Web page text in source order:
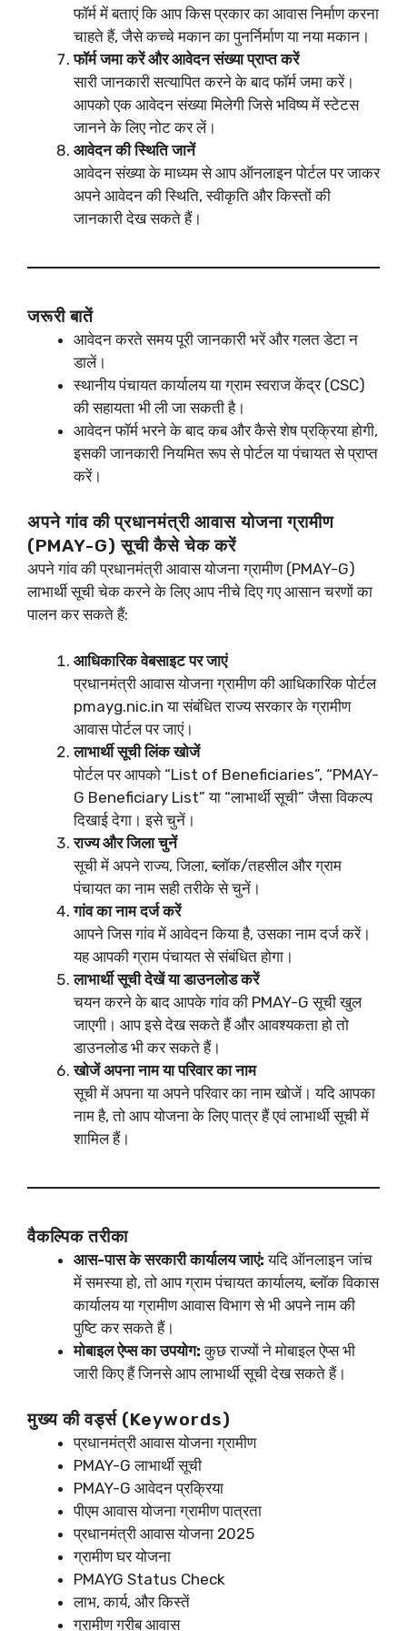
फॉर्म में बताएं कि आप किस प्रकार का आवास निर्माण करना
चाहते हैं, जैसे कच्चे मकान का पुनर्निर्माण या नया मकान।
फॉर्म जमा करें और आवेदन संख्या प्राप्त करें
सारी जानकारी सत्यापित करने के बाद फॉर्म जमा करें।
आपको एक आवेदन संख्या मिलेगी जिसे भविष्य में स्टेटस
जानने के लिए नोट कर लें।
आवेदन की स्थिति जानें
आवेदन संख्या के माध्यम से आप ऑनलाइन पोर्टल पर जाकर
अपने आवेदन की स्थिति, स्वीकृति और किस्तों की
जानकारी देख सकते हैं।
जरूरी बातें
आवेदन करते समय पूरी जानकारी भरें और गलत डेटा न
डालें।
स्थानीय पंचायत कार्यालय या ग्राम स्वराज केंद्र (CSC)
की सहायता भी ली जा सकती है।
आवेदन फॉर्म भरने के बाद कब और कैसे शेष प्रक्रिया होगी,
इसकी जानकारी नियमित रूप से पोर्टल या पंचायत से प्राप्त
करें।
अपने गांव की प्रधानमंत्री आवास योजना ग्रामीण
(PMAY-G) सूची कैसे चेक करें
अपने गांव की प्रधानमंत्री आवास योजना ग्रामीण (PMAY-G)
लाभार्थी सूची चेक करने के लिए आप नीचे दिए गए आसान चरणों का
पालन कर सकते हैं:
आधिकारिक वेबसाइट पर जाएं
प्रधानमंत्री आवास योजना ग्रामीण की आधिकारिक पोर्टल
pmayg.nic.in या संबंधित राज्य सरकार के ग्रामीण
आवास पोर्टल पर जाएं।
लाभार्थी सूची लिंक खोजें
पोर्टल पर आपको “List of Beneficiaries”, “PMAY-
G Beneficiary List” या “लाभार्थी सूची” जैसा विकल्प
दिखाई देगा। इसे चुनें।
राज्य और जिला चुनें
सूची में अपने राज्य, जिला, ब्लॉक/तहसील और ग्राम
पंचायत का नाम सही तरीके से चुनें।
गांव का नाम दर्ज करें
आपने जिस गांव में आवेदन किया है, उसका नाम दर्ज करें।
यह आपकी ग्राम पंचायत से संबंधित होगा।
लाभार्थी सूची देखें या डाउनलोड करें
चयन करने के बाद आपके गांव की PMAY-G सूची खुल
जाएगी। आप इसे देख सकते हैं और आवश्यकता हो तो
डाउनलोड भी कर सकते हैं।
खोजें अपना नाम या परिवार का नाम
सूची में अपना या अपने परिवार का नाम खोजें। यदि आपका
नाम है, तो आप योजना के लिए पात्र हैं एवं लाभार्थी सूची में
शामिल हैं।
वैकल्पिक तरीका
आस-पास के सरकारी कार्यालय जाएं: यदि ऑनलाइन जांच
में समस्या हो, तो आप ग्राम पंचायत कार्यालय, ब्लॉक विकास
कार्यालय या ग्रामीण आवास विभाग से भी अपने नाम की
पुष्टि कर सकते हैं।
मोबाइल ऐप्स का उपयोग: कुछ राज्यों ने मोबाइल ऐप्स भी
जारी किए हैं जिनसे आप लाभार्थी सूची देख सकते हैं।
मुख्य की वर्ड्स (Keywords)
प्रधानमंत्री आवास योजना ग्रामीण
PMAY-G लाभार्थी सूची
PMAY-G आवेदन प्रक्रिया
पीएम आवास योजना ग्रामीण पात्रता
प्रधानमंत्री आवास योजना 2025
ग्रामीण घर योजना
PMAYG Status Check
लाभ, कार्य, और किस्तें
ग्रामीण गरीब आवास